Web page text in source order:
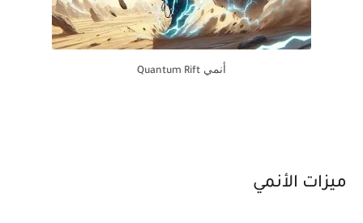
أنمي Quantum Rift
ميزات الأنمي